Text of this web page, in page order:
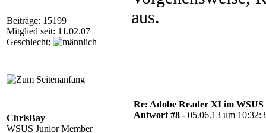
Beiträge: 15199
Mitglied seit: 11.02.07
Geschlecht:
aus.
ChrisBay
WSUS Junior Member
Re: Adobe Reader XI im WSUS
Antwort #8 - 05.06.13 um